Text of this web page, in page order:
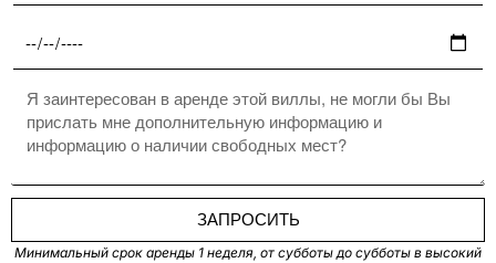
ЗАПРОСИТЬ
Минимальный срок аренды 1 неделя, от субботы до субботы в высокий